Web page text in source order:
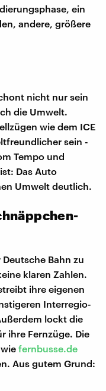
ein
andere, größere
nicht nur sein
die Umwelt.
wie dem ICE
sein -
Tempo und
Das Auto
Umwelt deutlich.
Bahn zu
klaren Zahlen.
ihre eigenen
Interregio-
lockt die
ihre Fernzüge. Die
fernbusse.de
Aus gutem Grund: